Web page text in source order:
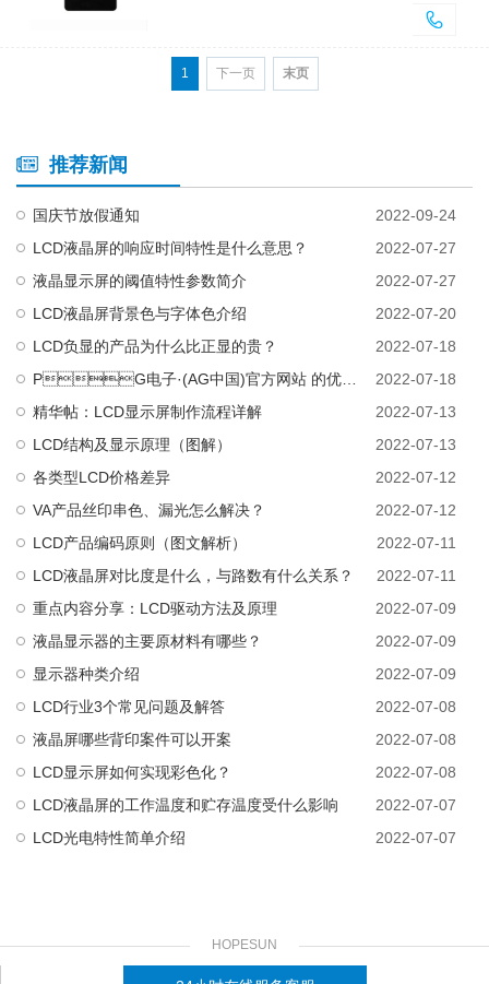
1 下一页 末页
推荐新闻
国庆节放假通知
2022-09-24
LCD液晶屏的响应时间特性是什么意思？
2022-07-27
液晶显示屏的阈值特性参数简介
2022-07-27
LCD液晶屏背景色与字体色介绍
2022-07-20
LCD负显的产品为什么比正显的贵？
2022-07-18
2022-07-18
精华帖：LCD显示屏制作流程详解
2022-07-13
LCD结构及显示原理（图解）
2022-07-13
各类型LCD价格差异
2022-07-12
VA产品丝印串色、漏光怎么解决？
2022-07-12
LCD产品编码原则（图文解析）
2022-07-11
LCD液晶屏对比度是什么，与路数有什么关系？
2022-07-11
重点内容分享：LCD驱动方法及原理
2022-07-09
液晶显示器的主要原材料有哪些？
2022-07-09
显示器种类介绍
2022-07-09
LCD行业3个常见问题及解答
2022-07-08
液晶屏哪些背印案件可以开案
2022-07-08
LCD显示屏如何实现彩色化？
2022-07-08
LCD液晶屏的工作温度和贮存温度受什么影响
2022-07-07
LCD光电特性简单介绍
2022-07-07
HOPESUN